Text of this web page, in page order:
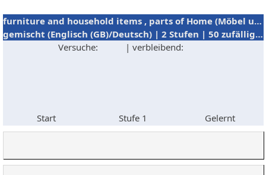
furniture and household items , parts of Home (Möbel und Haushaltsartikel)
gemischt (Englisch (GB)/Deutsch) | 2 Stufen | 50 zufällige Abfragen
Versuche:
| verbleibend:
Start Stufe 1 Gelernt